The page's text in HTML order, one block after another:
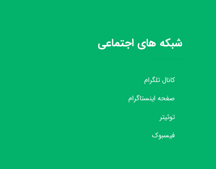
شبکه های اجتماعی
کانال تلگرام
صفحه اینستاگرام
توئیتر
فیسبوک